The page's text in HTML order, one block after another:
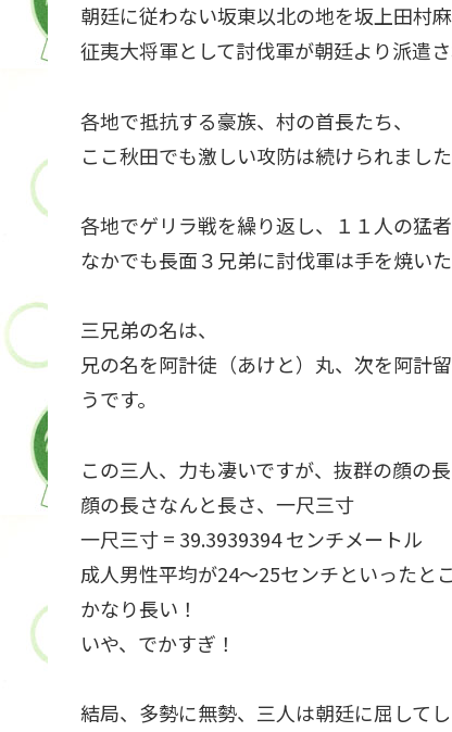
朝廷に従わない坂東以北の地を坂上田村
征夷大将軍として討伐軍が朝廷より派遣さ
各地で抵抗する豪族、村の首長たち、
ここ秋田でも激しい攻防は続けられました
各地でゲリラ戦を繰り返し、１１人の猛
なかでも長面３兄弟に討伐軍は手を焼いた
三兄弟の名は、
兄の名を阿計徒（あけと）丸、次を阿計
うです。
この三人、力も凄いですが、抜群の顔の
顔の長さなんと長さ、一尺三寸
一尺三寸 = 39.3939394 センチメートル
成人男性平均が24〜25センチといったと
かなり長い！
いや、でかすぎ！
結局、多勢に無勢、三人は朝廷に屈してし